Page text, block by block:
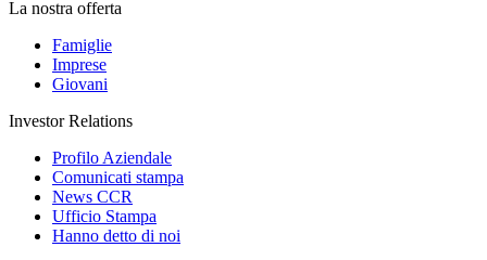
La nostra offerta
Famiglie
Imprese
Giovani
Investor Relations
Profilo Aziendale
Comunicati stampa
News CCR
Ufficio Stampa
Hanno detto di noi